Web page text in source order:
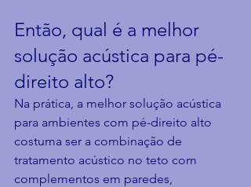
Então, qual é a melhor
solução acústica para pé-
direito alto?
Na prática, a melhor solução acústica
para ambientes com pé-direito alto
costuma ser a combinação de
tratamento acústico no teto com
complementos em paredes,